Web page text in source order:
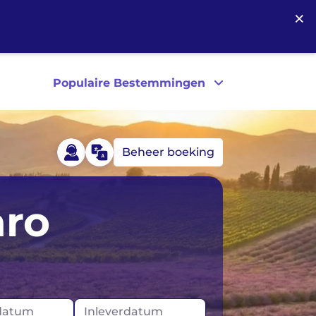
×
Populaire Bestemmingen
Canada
Nieuw-Zeeland
Verenigde Staten
Beheer boeking
Inleverdatum